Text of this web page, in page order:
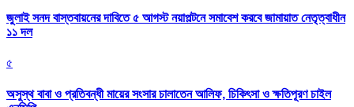
জুলাই সনদ বাস্তবায়নের দাবিতে ৫ আগস্ট নয়াপল্টনে সমাবেশ করবে জামায়াত নেতৃত্বাধীন
১১ দল
৫
অসুস্থ বাবা ও প্রতিবন্ধী মায়ের সংসার চালাতেন আলিফ, চিকিৎসা ও ক্ষতিপূরণ চাইল